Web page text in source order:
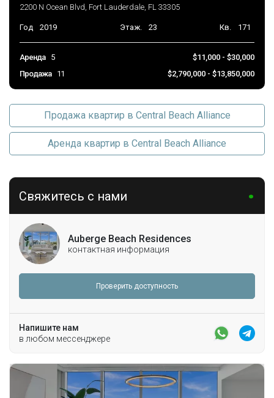
2200 N Ocean Blvd, Fort Lauderdale, FL 33305
Год 2019 Этаж. 23 Кв. 171
Аренда 5
$11,000 - $30,000
Продажа
11 $2,790,000 - $13,850,000
Продажа квартир в Central Beach Alliance
Аренда квартир в Central Beach Alliance
Свяжитесь с нами
Auberge Beach Residences
контактная информация
Проверить доступность
Напишите нам
в любом мессенджере